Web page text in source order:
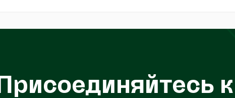
Присоединяйтесь к